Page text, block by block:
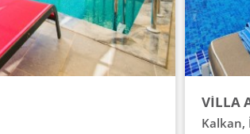
VİLLA
Kalkan,